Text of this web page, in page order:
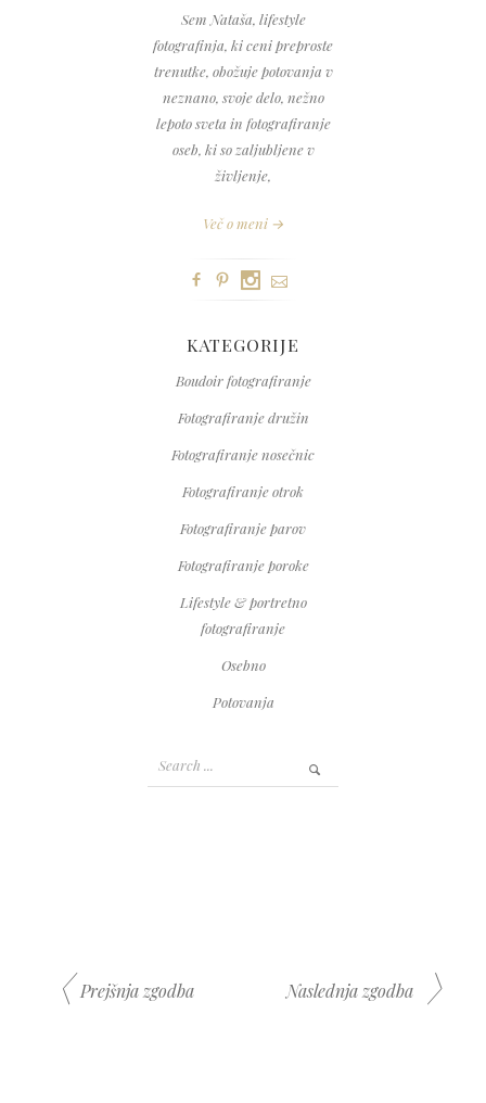
Sem Nataša, lifestyle
fotografinja, ki ceni preproste
trenutke, obožuje potovanja v
neznano, svoje delo, nežno
lepoto sveta in fotografiranje
oseb, ki so zaljubljene v
življenje,
Več o meni →
KATEGORIJE
Boudoir fotografiranje
Fotografiranje družin
Fotografiranje nosečnic
Fotografiranje otrok
Fotografiranje parov
Fotografiranje poroke
Lifestyle & portretno
fotografiranje
Osebno
Potovanja
‹ Prejšnja zgodba Naslednja zgodba ›